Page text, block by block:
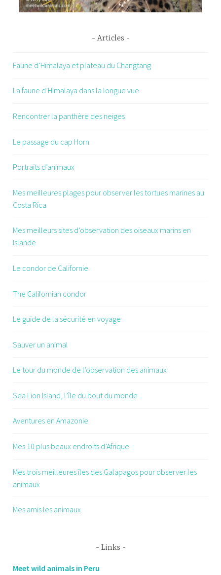
Articles
Faune d’Himalaya et plateau du Changtang
La faune d’Himalaya dans la longue vue
Rencontrer la panthère des neiges
Le passage du cap Horn
Portraits d’animaux
Mes meilleures plages pour observer les tortues marines au
Costa Rica
Mes meilleurs sites d’observation des oiseaux marins en
Islande
Le condor de Californie
The Californian condor
Le guide de la sécurité en voyage
Sauver un animal
Le tour du monde de l’observation des animaux
Sea Lion Island, l’île du bout du monde
Aventures en Amazonie
Mes 10 plus beaux endroits d’Afrique
Mes trois meilleures îles des Galapagos pour observer les
animaux
Mes amis les animaux
Links
Meet wild animals in Peru